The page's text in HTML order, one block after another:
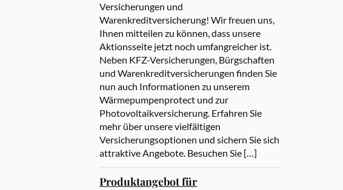
Versicherungen und
Warenkreditversicherung! Wir freuen uns,
Ihnen mitteilen zu können, dass unsere
Aktionsseite jetzt noch umfangreicher ist.
Neben KFZ-Versicherungen, Bürgschaften
und Warenkreditversicherungen finden Sie
nun auch Informationen zu unserem
Wärmepumpenprotect und zur
Photovoltaikversicherung. Erfahren Sie
mehr über unsere vielfältigen
Versicherungsoptionen und sichern Sie sich
attraktive Angebote. Besuchen Sie […]
Produktangebot für